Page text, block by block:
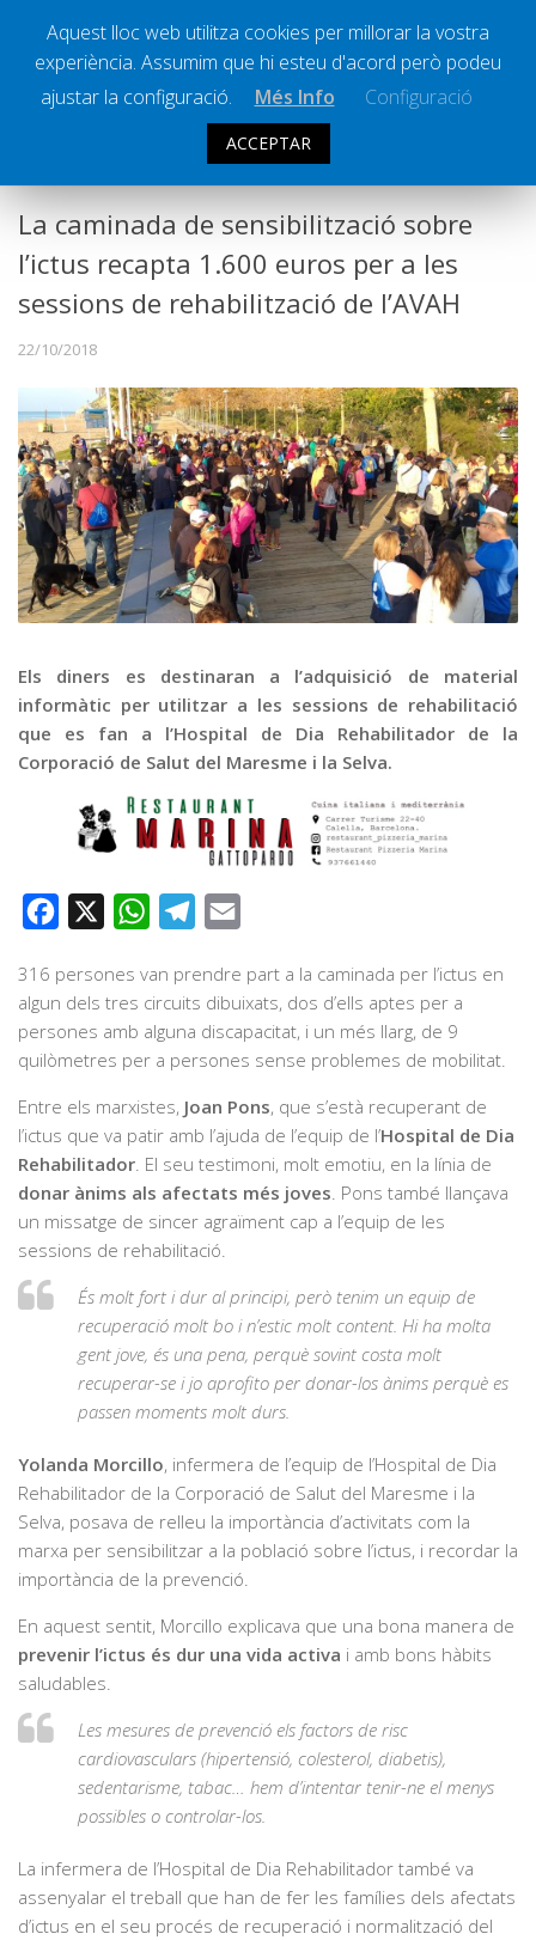
Successos
Transmissions Esportives
Pòdcasts
Vídeos
Graella
Publicitat
Contacte
Ràdio Calella Televisió
La caminada de sensibilització sobre
l’ictus recapta 1.600 euros per a les
sessions de rehabilització de l’AVAH
22/10/2018
Els diners es destinaran a l’adquisició de material
informàtic per utilitzar a les sessions de rehabilitació
que es fan a l’Hospital de Dia Rehabilitador de la
Corporació de Salut del Maresme i la Selva.
Facebook WhatsAppTelegram
316 persones van prendre part a la caminada per l’ictus en
algun dels tres circuits dibuixats, dos d’ells aptes per a
persones amb alguna discapacitat, i un més llarg, de 9
quilòmetres per a persones sense problemes de mobilitat.
Entre els marxistes, Joan Pons, que s’està recuperant de
l’ictus que va patir amb l’ajuda de l’equip de l’Hospital de Dia
Rehabilitador . El seu testimoni, molt emotiu, en la línia de
donar ànims als afectats més joves . Pons també llançava
un missatge de sincer agraïment cap a l’equip de les
sessions de rehabilitació.
És molt fort i dur al principi, però tenim un equip de
recuperació molt bo i n’estic molt content. Hi ha molta
gent jove, és una pena, perquè sovint costa molt
recuperar-se i jo aprofito per donar-los ànims perquè es
passen moments molt durs.
Yolanda Morcillo, infermera de l’equip de l’Hospital de Dia
Rehabilitador de la Corporació de Salut del Maresme i la
Selva, posava de relleu la importància d’activitats com la
marxa per sensibilitzar a la població sobre l’ictus, i recordar la
importància de la prevenció.
En aquest sentit, Morcillo explicava que una bona manera de
prevenir l’ictus és dur una vida activa i amb bons hàbits
saludables.
Les mesures de prevenció els factors de risc
cardiovasculars (hipertensió, colesterol, diabetis),
sedentarisme, tabac… hem d’intentar tenir-ne el menys
possibles o controlar-los.
La infermera de l’Hospital de Dia Rehabilitador també va
assenyalar el treball que han de fer les famílies dels afectats
d’ictus en el seu procés de recuperació i normalització del
Aquest lloc web utilitza cookies per millorar la vostra
experiència. Assumim que hi esteu d'acord però podeu
ajustar la configuració.
Més Info Configuració
ACCEPTAR